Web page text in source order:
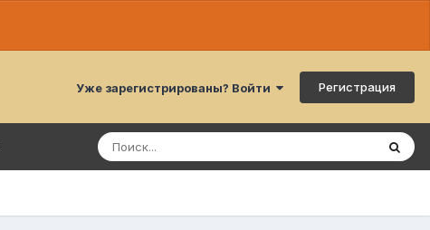
Уже зарегистрированы? Войти Регистрация